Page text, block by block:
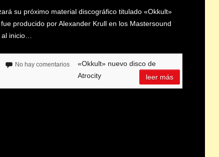
su próximo material discográfico titulado «Okkult»
producido por Alexander Krull en los Mastersound
inicio…
No hay comentarios
«Okkult» nuevo disco de
Atrocity
leer más